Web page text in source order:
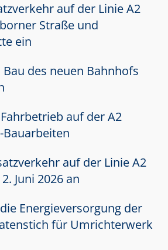
auf der Linie A2
Straße und
ein
des neuen Bahnhofs
auf der A2
auf der Linie A2
Juni 2026 an
Energieversorgung der
für Umrichterwerk